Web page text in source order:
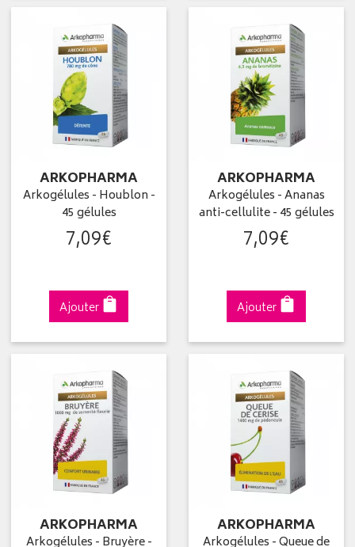
ARKOPHARMA
Arkogélules - Houblon -
45 gélules
7,09€
Ajouter
ARKOPHARMA
Arkogélules - Ananas
anti-cellulite - 45 gélules
7,09€
Ajouter
ARKOPHARMA
Arkogélules - Bruyère -
ARKOPHARMA
Arkogélules - Queue de